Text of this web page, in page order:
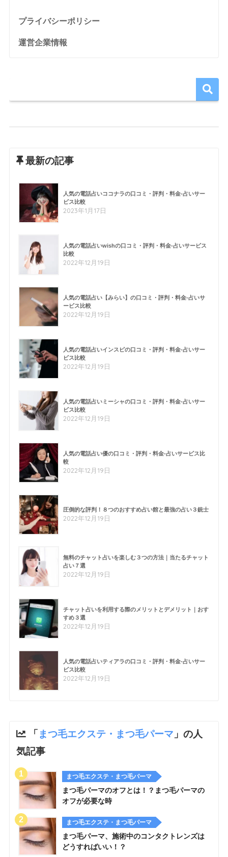
プライバシーポリシー
運営企業情報
最新の記事
人気の電話占いココナラの口コミ・評判・料金-占いサー
ビス比較
2023年1月17日
人気の電話占いwishの口コミ・評判・料金-占いサービス
比較
2022年12月19日
人気の電話占い【みらい】の口コミ・評判・料金-占いサ
ービス比較
2022年12月19日
人気の電話占いインスピの口コミ・評判・料金-占いサー
ビス比較
2022年12月19日
人気の電話占いミーシャの口コミ・評判・料金-占いサー
ビス比較
2022年12月19日
人気の電話占い優の口コミ・評判・料金-占いサービス比
較
2022年12月19日
圧倒的な評判！８つのおすすめ占い館と最強の占い３銃士
2022年12月19日
無料のチャット占いを楽しむ３つの方法｜当たるチャット
占い７選
2022年12月19日
チャット占いを利用する際のメリットとデメリット｜おす
すめ３選
2022年12月19日
人気の電話占いティアラの口コミ・評判・料金-占いサー
ビス比較
2022年12月19日
「 まつ毛エクステ・まつ毛パーマ 」の人
気記事
まつ毛エクステ・まつ毛パーマ
まつ毛パーマのオフとは！？まつ毛パーマの
オフが必要な時
まつ毛エクステ・まつ毛パーマ
まつ毛パーマ、施術中のコンタクトレンズは
どうすればいい！？